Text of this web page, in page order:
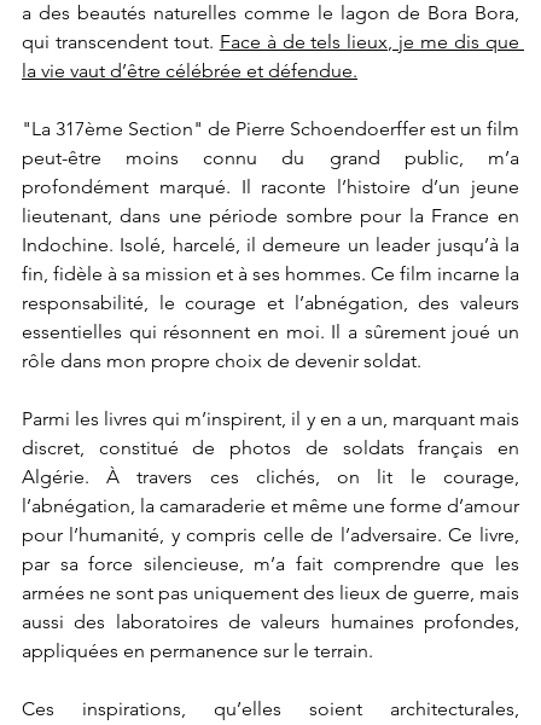
a des beautés naturelles comme le lagon de Bora Bora,
qui transcendent tout. Face à de tels lieux, je me dis que
la vie vaut d’être célébrée et défendue.
"La 317ème Section" de Pierre Schoendoerffer est un film
peut-être moins connu du grand public, m’a
profondément marqué. Il raconte l’histoire d’un jeune
lieutenant, dans une période sombre pour la France en
Indochine. Isolé, harcelé, il demeure un leader jusqu’à la
fin, fidèle à sa mission et à ses hommes. Ce film incarne la
responsabilité, le courage et l’abnégation, des valeurs
essentielles qui résonnent en moi. Il a sûrement joué un
rôle dans mon propre choix de devenir soldat.
Parmi les livres qui m’inspirent, il y en a un, marquant mais
discret, constitué de photos de soldats français en
Algérie. À travers ces clichés, on lit le courage,
l’abnégation, la camaraderie et même une forme d’amour
pour l’humanité, y compris celle de l’adversaire. Ce livre,
par sa force silencieuse, m’a fait comprendre que les
armées ne sont pas uniquement des lieux de guerre, mais
aussi des laboratoires de valeurs humaines profondes,
appliquées en permanence sur le terrain.
Ces inspirations, qu’elles soient architecturales,